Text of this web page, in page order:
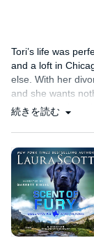
Tori’s life was
and a loft in
else. With her
and she wants
her life back in
続きを読む